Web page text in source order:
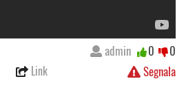
Link Segnala
admin 0 0